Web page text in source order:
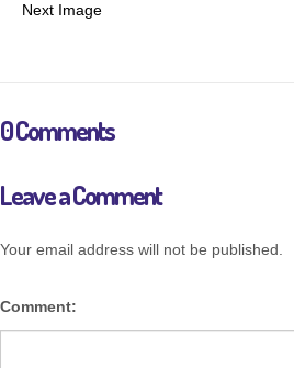
Next Image
0 Comments
Leave a Comment
Your email address will not be published.
Comment: